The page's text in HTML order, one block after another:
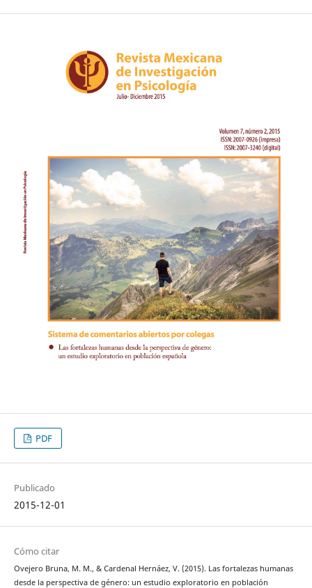
PDF
Publicado
2015-12-01
Cómo citar
Ovejero Bruna, M. M., & Cardenal Hernáez, V. (2015). Las fortalezas humanas
desde la perspectiva de género: un estudio exploratorio en población